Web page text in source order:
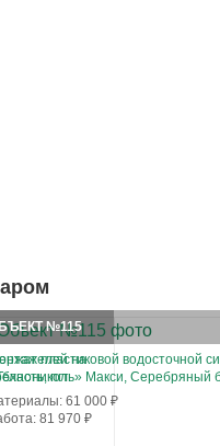
на
пгт
№115
пластиковой водосточной
Макси, Серебряный
61 000 ₽
81 970 ₽